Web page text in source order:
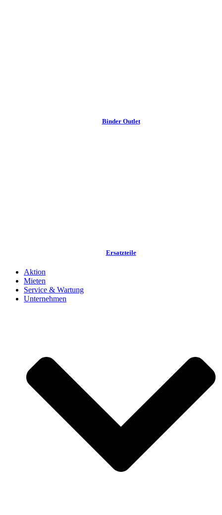
Binder Outlet
Ersatzteile
Aktion
Mieten
Service & Wartung
Unternehmen